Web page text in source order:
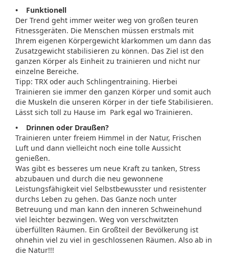
• Funktionell
Der Trend geht immer weiter weg von großen teuren
Fitnessgeräten. Die Menschen müssen erstmals mit
Ihrem eigenen Körpergewicht klarkommen um dann das
Zusatzgewicht stabilisieren zu können. Das Ziel ist den
ganzen Körper als Einheit zu trainieren und nicht nur
einzelne Bereiche.
Tipp: TRX oder auch Schlingentraining. Hierbei
Trainieren sie immer den ganzen Körper und somit auch
die Muskeln die unseren Körper in der tiefe Stabilisieren.
Lässt sich toll zu Hause im Park egal wo Trainieren.
• Drinnen oder Draußen?
Trainieren unter freiem Himmel in der Natur, Frischen
Luft und dann vielleicht noch eine tolle Aussicht
genießen.
Was gibt es besseres um neue Kraft zu tanken, Stress
abzubauen und durch die neu gewonnene
Leistungsfähigkeit viel Selbstbewusster und resistenter
durchs Leben zu gehen. Das Ganze noch unter
Betreuung und man kann den inneren Schweinehund
viel leichter bezwingen. Weg von verschwitzten
überfüllten Räumen. Ein Großteil der Bevölkerung ist
ohnehin viel zu viel in geschlossenen Räumen. Also ab in
die Natur!!!